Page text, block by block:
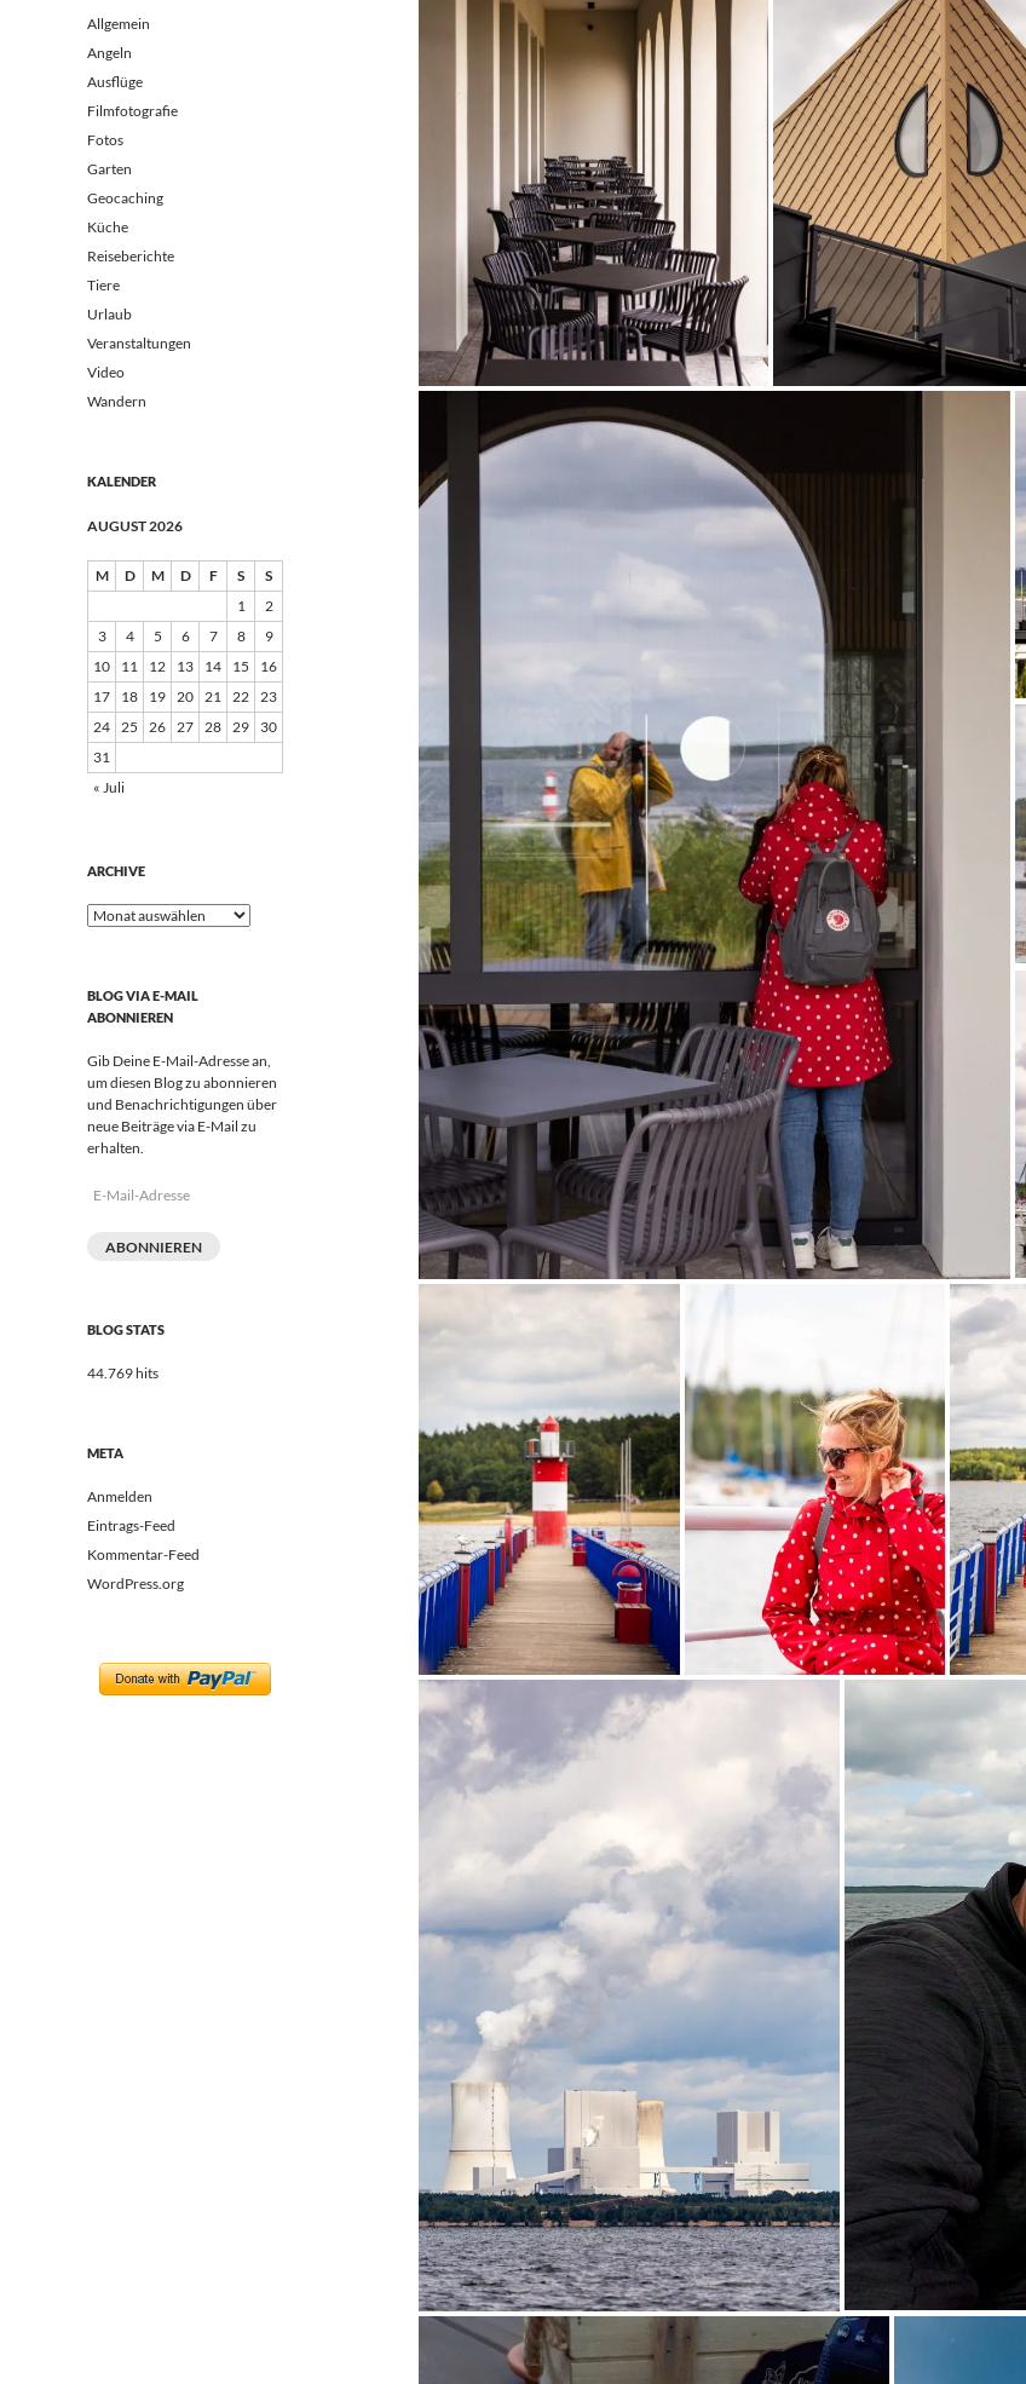
Allgemein
Angeln
Ausflüge
Filmfotografie
Fotos
Garten
Geocaching
Küche
Reiseberichte
Tiere
Urlaub
Veranstaltungen
Video
Wandern
KALENDER
AUGUST 2026
M D M D F S
S
1
2
3
4 5 6 7 8
9
10
11 12 13 14 15
16
17
18 19 20 21 22 23
24 25 26 27 28 29
30
31
« Juli
ARCHIVE
Archive
BLOG VIA E-MAIL
ABONNIEREN
Gib Deine E-Mail-Adresse an,
um diesen Blog zu abonnieren
und Benachrichtigungen über
neue Beiträge via E-Mail zu
erhalten.
E-
ABONNIEREN
BLOG STATS
44.769 hits
META
Anmelden
Eintrags-Feed
Kommentar-Feed
WordPress.org